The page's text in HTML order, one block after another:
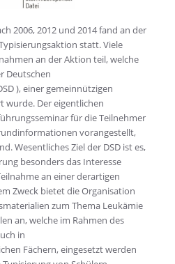
2006, 2012 und 2014 fand an der
statt. Viele
an der Aktion teil, welche
Deutschen
), einer gemeinnützigen
wurde. Der eigentlichen
für die Teilnehmer
vorangestellt,
Wesentliches Ziel der DSD ist es,
besonders das Interesse
an einer derartigen
Zweck bietet die Organisation
zum Thema Leukämie
an, welche im Rahmen des
in
Fächern, eingesetzt werden